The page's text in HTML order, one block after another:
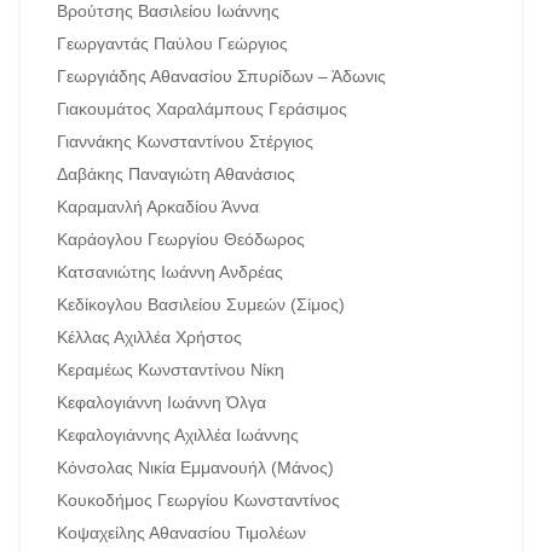
Βρούτσης Βασιλείου Ιωάννης
Γεωργαντάς Παύλου Γεώργιος
Γεωργιάδης Αθανασίου Σπυρίδων – Άδωνις
Γιακουμάτος Χαραλάμπους Γεράσιμος
Γιαννάκης Κωνσταντίνου Στέργιος
Δαβάκης Παναγιώτη Αθανάσιος
Καραμανλή Αρκαδίου Άννα
Καράογλου Γεωργίου Θεόδωρος
Κατσανιώτης Ιωάννη Ανδρέας
Κεδίκογλου Βασιλείου Συμεών (Σίμος)
Κέλλας Αχιλλέα Χρήστος
Κεραμέως Κωνσταντίνου Νίκη
Κεφαλογιάννη Ιωάννη Όλγα
Κεφαλογιάννης Αχιλλέα Ιωάννης
Κόνσολας Νικία Εμμανουήλ (Μάνος)
Κουκοδήμος Γεωργίου Κωνσταντίνος
Κοψαχείλης Αθανασίου Τιμολέων